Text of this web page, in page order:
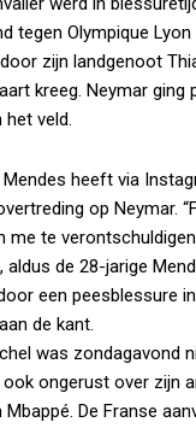
tegen Olympique
zijn landgenoot
kreeg. Neymar ging
veld.
heeft via
op Neymar.
me te
aldus de 28-jarige
een peesblessure
de kant.
was zondagavond
ongerust over zijn
De Franse